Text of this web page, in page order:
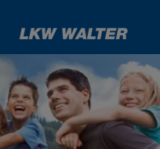
ЗА НАС
Фирмена информация